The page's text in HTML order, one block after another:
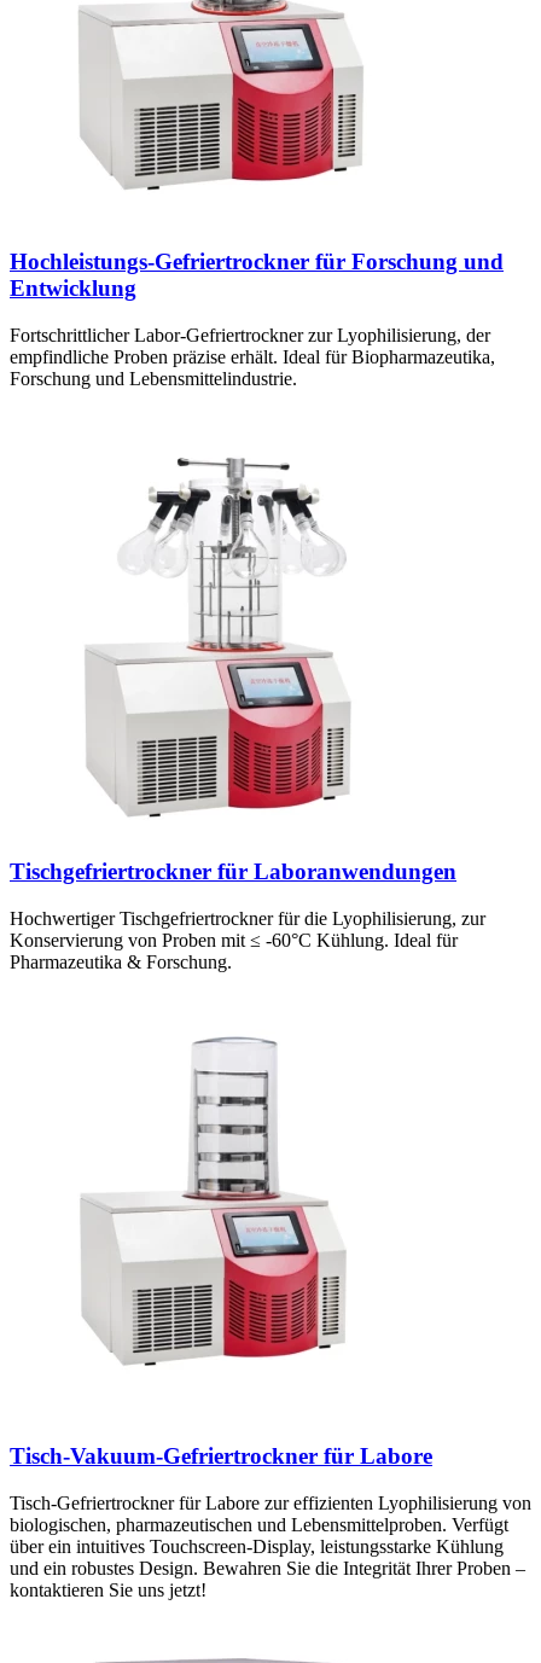
Hochleistungs-Gefriertrockner für Forschung und
Entwicklung
Fortschrittlicher Labor-Gefriertrockner zur Lyophilisierung, der
empfindliche Proben präzise erhält. Ideal für Biopharmazeutika,
Forschung und Lebensmittelindustrie.
Tischgefriertrockner für Laboranwendungen
Hochwertiger Tischgefriertrockner für die Lyophilisierung, zur
Konservierung von Proben mit ≤ -60°C Kühlung. Ideal für
Pharmazeutika & Forschung.
Tisch-Vakuum-Gefriertrockner für Labore
Tisch-Gefriertrockner für Labore zur effizienten Lyophilisierung von
biologischen, pharmazeutischen und Lebensmittelproben. Verfügt
über ein intuitives Touchscreen-Display, leistungsstarke Kühlung
und ein robustes Design. Bewahren Sie die Integrität Ihrer Proben –
kontaktieren Sie uns jetzt!